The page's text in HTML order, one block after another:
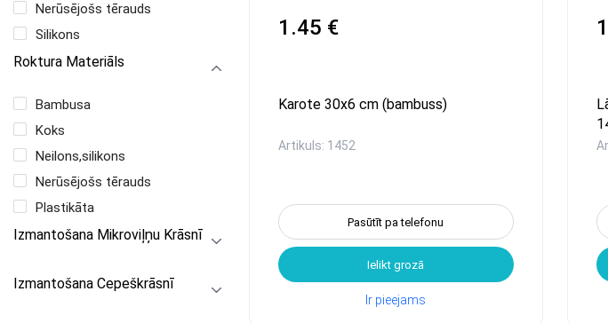
Nerūsējošs tērauds
Silikons
Roktura Materiāls
Bambusa
Koks
Neilons,silikons
Nerūsējošs tērauds
Plastikāta
Izmantošana Mikroviļņu Krāsnī
Izmantošana Cepeškrāsnī
1.45 €
Karote 30x6 cm (bambuss)
Artikuls: 1452
Pasūtīt pa telefonu
Ielikt grozā
Ir pieejams